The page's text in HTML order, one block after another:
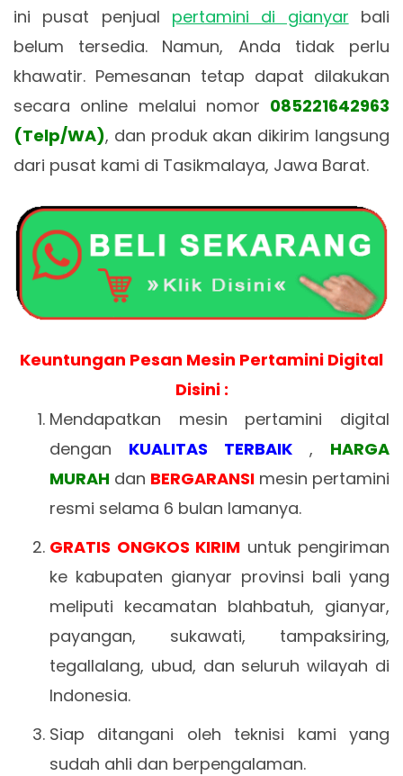
ini pusat penjual pertamini di gianyar bali
belum tersedia. Namun, Anda tidak perlu
khawatir. Pemesanan tetap dapat dilakukan
secara online melalui nomor 085221642963
(Telp/WA), dan produk akan dikirim langsung
dari pusat kami di Tasikmalaya, Jawa Barat.
Keuntungan Pesan Mesin Pertamini Digital
Disini :
Mendapatkan mesin pertamini digital
dengan KUALITAS TERBAIK , HARGA
MURAH dan BERGARANSI mesin pertamini
resmi selama 6 bulan lamanya.
GRATIS ONGKOS KIRIM untuk pengiriman
ke kabupaten gianyar provinsi bali yang
meliputi kecamatan blahbatuh, gianyar,
payangan, sukawati, tampaksiring,
tegallalang, ubud, dan seluruh wilayah di
Indonesia.
Siap ditangani oleh teknisi kami yang
sudah ahli dan berpengalaman.